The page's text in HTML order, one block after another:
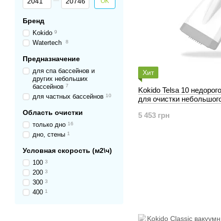
Хит
Kokido Telsa 10
для очистки
5 453 грн
Бренд
Kokido 9
Watertech 8
Предназначение
для спа бассейнов и
других небольших
бассейнов 7
для частных бассейнов 10
Область очистки
только дно 16
дно, стены 1
Условная скорость (м2\ч)
100 3
200 3
300 3
400 1